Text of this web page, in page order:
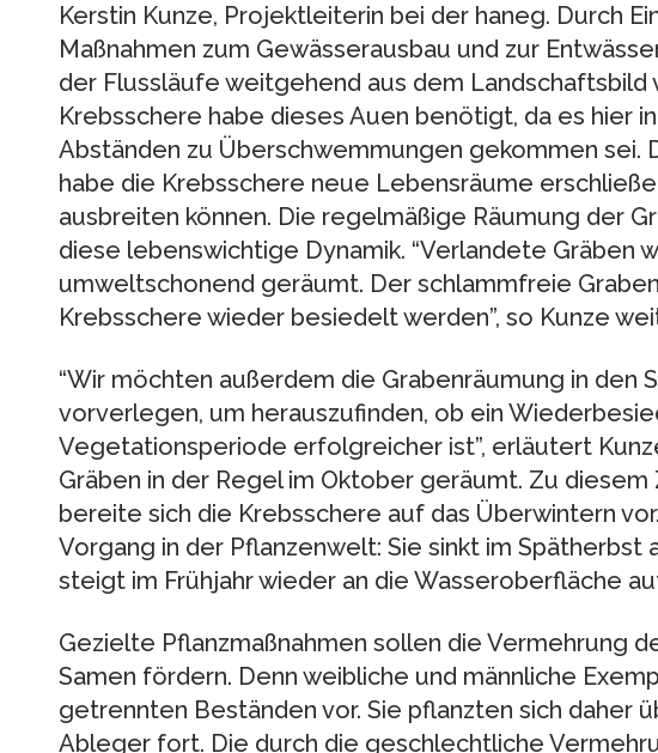
Kerstin Kunze, Projektleiterin bei der haneg. Durch
Maßnahmen zum Gewässerausbau und zur
der Flussläufe weitgehend aus dem Landschaftsbild
Krebsschere habe dieses Auen benötigt, da es hier
Abständen zu Überschwemmungen gekommen sei.
habe die Krebsschere neue Lebensräume
ausbreiten können. Die regelmäßige Räumung der
diese lebenswichtige Dynamik. “Verlandete Gräben
umweltschonend geräumt. Der schlammfreie
Krebsschere wieder besiedelt werden”, so Kunze
“Wir möchten außerdem die Grabenräumung in den
vorverlegen, um herauszufinden, ob ein
Vegetationsperiode erfolgreicher ist”, erläutert
Gräben in der Regel im Oktober geräumt. Zu
bereite sich die Krebsschere auf das Überwintern
Vorgang in der Pflanzenwelt: Sie sinkt im Spätherbst
steigt im Frühjahr wieder an die Wasseroberfläche
Gezielte Pflanzmaßnahmen sollen die Vermehrung
Samen fördern. Denn weibliche und männliche
getrennten Beständen vor. Sie pflanzten sich daher
Ableger fort. Die durch die geschlechtliche